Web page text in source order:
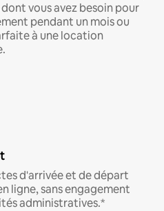
vous avez besoin pour
pendant un mois ou
à une location
d'arrivée et de départ
ligne, sans engagement
administratives.*